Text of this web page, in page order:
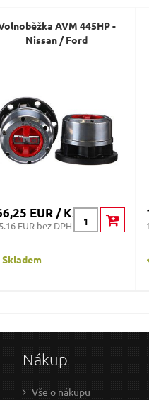
AVM 445HP -
Nissan / Ford
EUR / Ks
EUR bez DPH
Skladem
Nákup
Vše o nákupu